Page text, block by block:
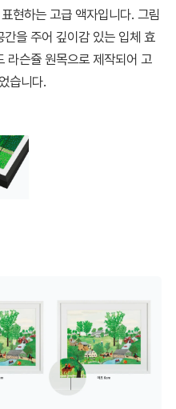
현하는 고급 액자입니다. 그림
을 주어 깊이감 있는 입체 효
라슨쥴 원목으로 제작되어 고
습니다.